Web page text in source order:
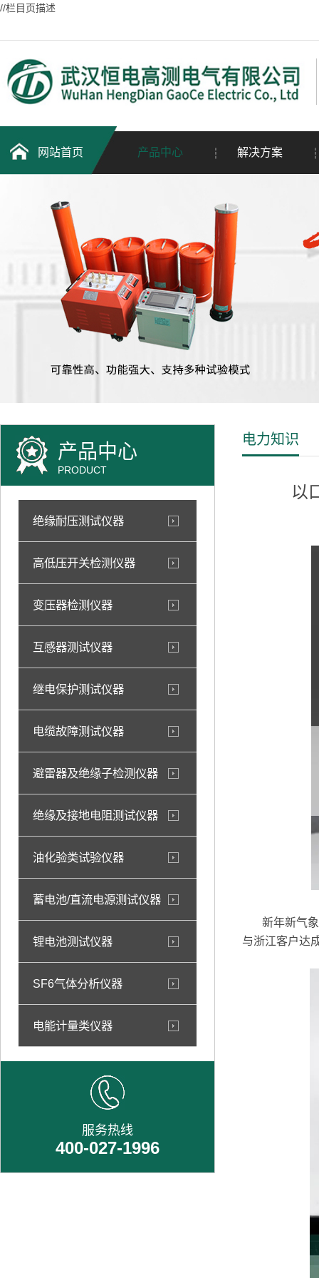
//栏目页描述
网站首页 产品中心 解决方案
产品中心
PRODUCT
绝缘耐压测试仪器
高低压开关检测仪器
变压器检测仪器
互感器测试仪器
继电保护测试仪器
电缆故障测试仪器
避雷器及绝缘子检测仪器
绝缘及接地电阻测试仪器
油化验类试验仪器
蓄电池/直流电源测试仪器
锂电池测试仪器
SF6气体分析仪器
电能计量类仪器
服务热线
400-027-1996
电力知识
以
新年新气象
与浙江客户达